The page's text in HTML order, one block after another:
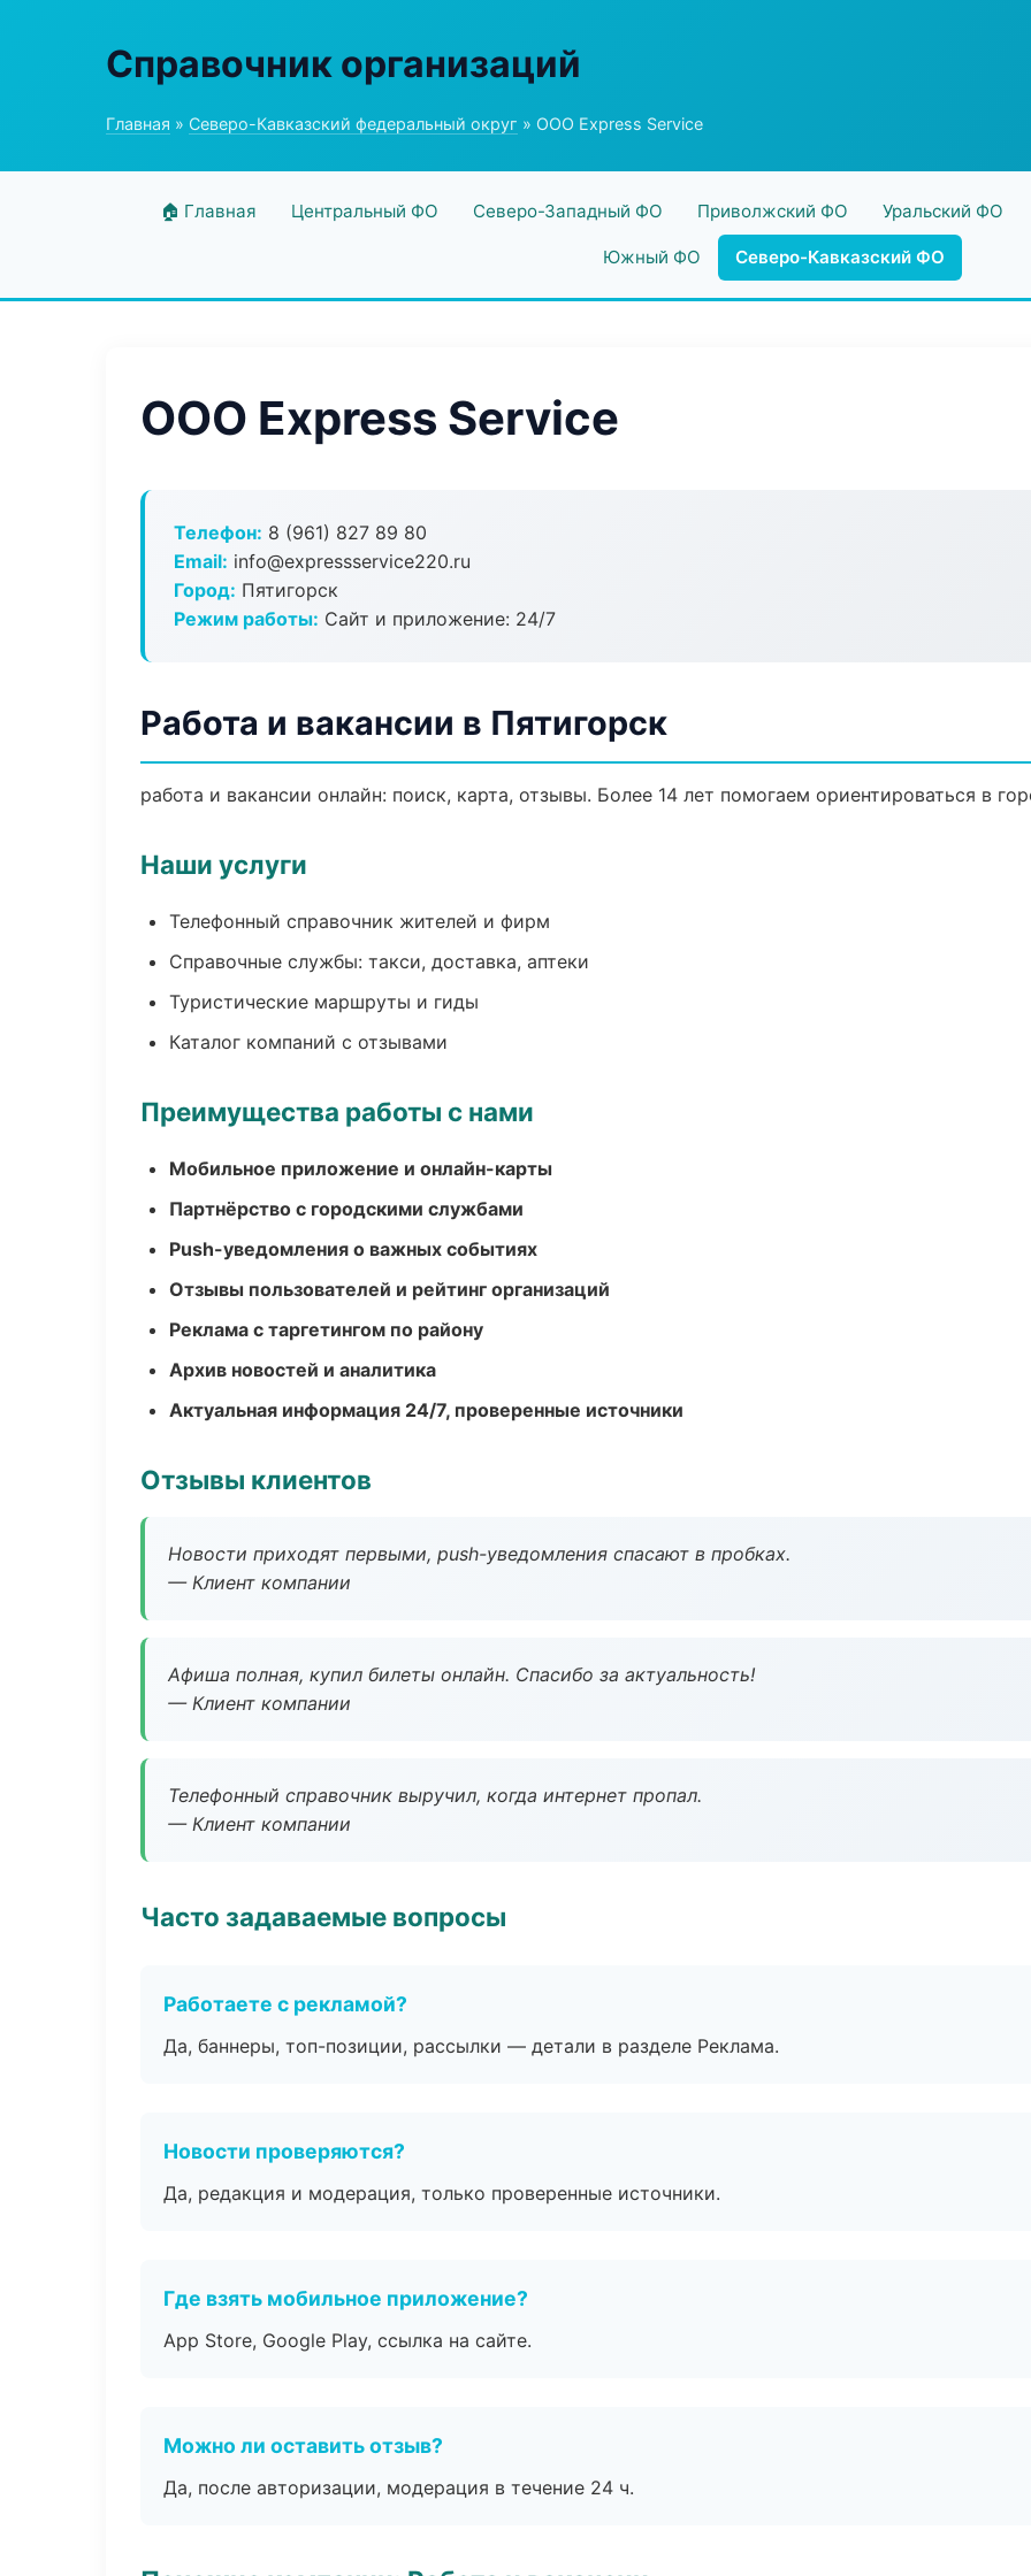
Справочник организаций
Главная » Северо-Кавказский федеральный округ » ООО Express Service
🏠 Главная Центральный ФО Северо-Западный ФО Приволжский ФО Уральский ФО
Южный ФО Северо-Кавказский ФО
ООО Express Service
Телефон: 8 (961) 827 89 80
Email: info@expressservice220.ru
Город: Пятигорск
Режим работы: Сайт и приложение: 24/7
Работа и вакансии в Пятигорск
работа и вакансии онлайн: поиск, карта, отзывы. Более 14 лет помогаем ориентироваться в
Наши услуги
Телефонный справочник жителей и фирм
Справочные службы: такси, доставка, аптеки
Туристические маршруты и гиды
Каталог компаний с отзывами
Преимущества работы с нами
Мобильное приложение и онлайн-карты
Партнёрство с городскими службами
Push-уведомления о важных событиях
Отзывы пользователей и рейтинг организаций
Реклама с таргетингом по району
Архив новостей и аналитика
Актуальная информация 24/7, проверенные источники
Отзывы клиентов
Новости приходят первыми, push-уведомления спасают в пробках.
— Клиент компании
Афиша полная, купил билеты онлайн. Спасибо за актуальность!
— Клиент компании
Телефонный справочник выручил, когда интернет пропал.
— Клиент компании
Часто задаваемые вопросы
Работаете с рекламой?
Да, баннеры, топ-позиции, рассылки — детали в разделе Реклама.
Новости проверяются?
Да, редакция и модерация, только проверенные источники.
Где взять мобильное приложение?
App Store, Google Play, ссылка на сайте.
Можно ли оставить отзыв?
Да, после авторизации, модерация в течение 24 ч.